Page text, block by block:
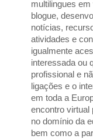
multilingues
blogue,
notícias,
atividades e
igualmente
interessada ou
profissional e
ligações e o
em toda a
encontro virtual
no domínio da
bem como a